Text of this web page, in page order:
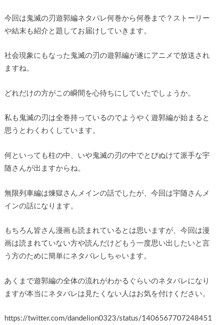
今回は鬼滅の刃遊郭編ネタバレ何巻から何巻まで？ストーリー
や結末も紹介と題してお届けしていきます。
社会現象にもなった鬼滅の刃の遊郭編が遂にアニメで放送され
ますね。
どれだけの方がこの瞬間を心待ちにしていたでしょうか。
私も鬼滅の刃は全巻持っているのでようやく遊郭編が始まると
思うとわくわくしています。
何といっても柱の中、いや鬼滅の刃の中でとびぬけて派手な宇
随さんが出ますからね。
無限列車編は煉獄さんメインの話でしたが、今回は宇随さんメ
インの話になります。
もちろん皆さん漫画も読まれているとは思いますが、今回は漫
画は読まれていない方や読んだけどもう一度思い出したいと言
う方のために簡単にネタバレしちゃいます。
あくまで遊郭編の全体の流れがわかるぐらいのネタバレになり
ますが本当にネタバレは見たくない人はお気を付けください。
https://twitter.com/dandelion0323/status/1406567707248451